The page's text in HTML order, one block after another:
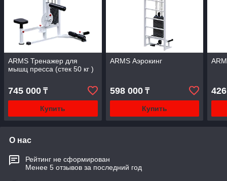
ARMS Тренажер для
мышц пресса (стек 50 кг )
745 000 ₸
Купить
ARMS Аэрокинг
598 000₸
Купить
О нас
Рейтинг не сформирован
Менее 5 отзывов за последний год